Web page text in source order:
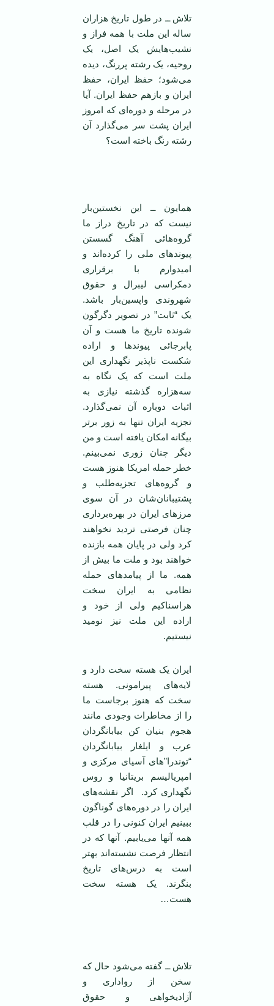
تلاش ــ در طول تاريخ هزاران
ساله اين ملت با همه فراز و
نشيب‌هايش يک اصل، يک
روحيه، يک رشته پررنگ، ديده
می‌شود؛ حفظ ايران، حفظ
ايران و بازهم حفظ ايران. آيا
در مرحله و دوره‌ای که امروز
ايران پشت سر می‌گذارد آن
رشته رنگ باخته است؟
همایون ــ این نخستین‌بار
نیست که در تاریخ دراز ما
گروه‌هائی آهنگ گسستن
پیوندهای ملی را کرده‌اند و
امیدوارم با برقراری
دمکراسی لیبرال و حقوق
شهروندی واپسین‌بار باشد.
یک “ثابت” در تصویر دگرگون
شونده تاریخ ما هست و آن
پابرجائی پیوندها و اراده
شکست ناپذیر نگهداری این
ملت است که یک نگاه به
سه‌هزاره گذشته نیازی به
اثبات دوباره آن نمی‌گذارد.
تجزیه ایران تنها به زور برتر
بیگانه امکان یافته است و من
دیگر چنان زوری نمی‌بینم.
خطر حمله امریکا هنوز هست
و گروه‌های تجزیه‌طلب و
پشتیبانان‌شان در آن سوی
مرزهای ایران در بهره‌برداری
چنان فرصتی تردید نخواهند
کرد ولی در پایان همه بازنده
خواهند بود و ملت ما بیش از
همه. ما از پیامدهای حمله
نظامی ‌به ایران سخت
هراسناکیم ولی از خود و
اراده این ملت نیز نومید
نیستیم.
ایران یک هسته سخت دارد و
لایه‌های پیرامونی. هسته
سخت که‌ هنوز برجاست ما
را از مخاطرات وجودی مانند
هجوم بنیان کن بیابانگردان
عرب و ایلغار بیابانگردان
“توندرا”های آسیای مرکزی و
امپریالیسم بریتانیا و روس
نگهداری کرد. اگر نقشه‌های
ایران را در دوره‌های گوناگون
ببینیم ایران کنونی را در قلب
همه آنها می‌یابیم. آنها که در
انتظار فرصت نشسته‌اند بهتر
است به درس‌های تاریخ
بنگرند. یک هسته سخت
هست…
تلاش ــ گفته می‌شود حال که
سخن از رواداری و
آزاديخواهی و حقوق